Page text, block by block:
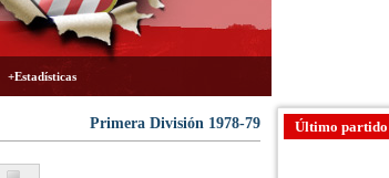
+Estadísticas
Primera División 1978-79 Último partido